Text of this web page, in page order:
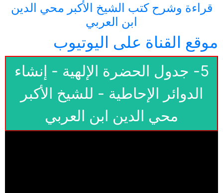
قراءة وشرح كتب الشيخ الأكبر محي الدين
ابن العربي
موقع القناة على اليوتيوب
5- جدول الحضرة الإلهية - إنشاء
الدوائر الإحاطية - للشيخ الأكبر
محي الدين ابن العربي